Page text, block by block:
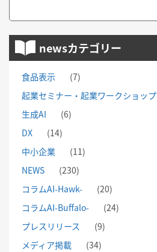
newsカテゴリー
食品表示
(7)
起業セミナー・起業ワークショップ
生成AI
(6)
DX
(14)
中小企業
(11)
NEWS
(230)
コラムAI-Hawk-
(20)
コラムAI-Buffalo-
(24)
プレスリリース
(9)
メディア掲載
(34)